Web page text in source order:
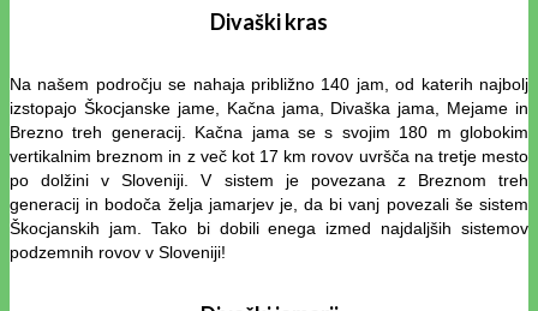
Divaški kras
Na našem področju se nahaja približno 140 jam, od katerih najbolj
izstopajo Škocjanske jame, Kačna jama, Divaška jama, Mejame in
Brezno treh generacij. Kačna jama se s svojim 180 m globokim
vertikalnim breznom in z več kot 17 km rovov uvršča na tretje mesto
po dolžini v Sloveniji. V sistem je povezana z Breznom treh
generacij in bodoča želja jamarjev je, da bi vanj povezali še sistem
Škocjanskih jam. Tako bi dobili enega izmed najdaljših sistemov
podzemnih rovov v Sloveniji!